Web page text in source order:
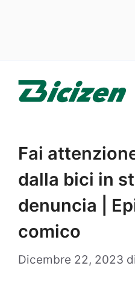
Fai
dalla bici in
denuncia |
comico
Dicembre 22, 2023